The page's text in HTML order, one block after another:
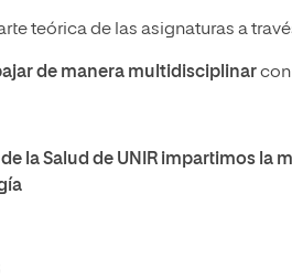
teórica de las asignaturas a
de manera multidisciplinar
la Salud de UNIR impartimos la